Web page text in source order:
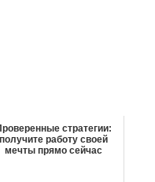
стратегии:
получите работу своей
мечты прямо сейчас